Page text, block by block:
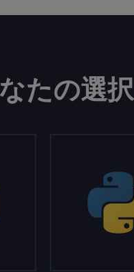
たの選択